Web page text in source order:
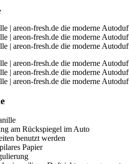
am Rückspiegel im Auto
benutzt werden
Papier